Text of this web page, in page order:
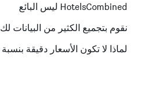
فنادق دائرة سنغ كانغ, سنغافورة
فنادق دائرة بيشان, سنغافورة
فنادق دائرة سيليتار, سنغافورة
HotelsCombined ليس البائع
نقوم بتجميع الكثير من البيانات لك
لماذا لا تكون الأسعار دقيقة بنسبة 100٪؟